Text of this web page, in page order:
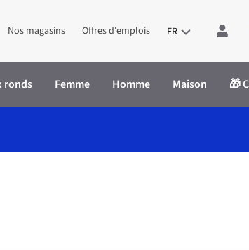
Nos magasins Offres d'emplois FR
ronds Femme Homme Maison 🎁